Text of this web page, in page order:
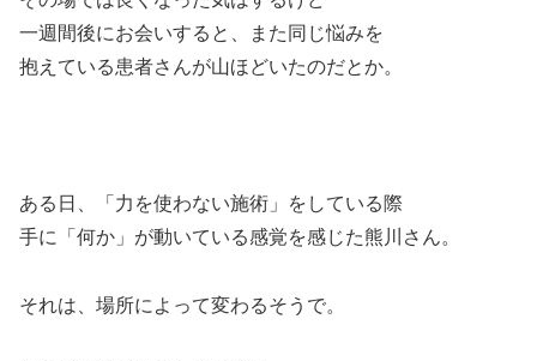
一週間後にお会いすると、また同じ悩みを
抱えている患者さんが山ほどいたのだとか。
ある日、「力を使わない施術」をしている際
手に「何か」が動いている感覚を感じた熊川さん。
それは、場所によって変わるそうで。